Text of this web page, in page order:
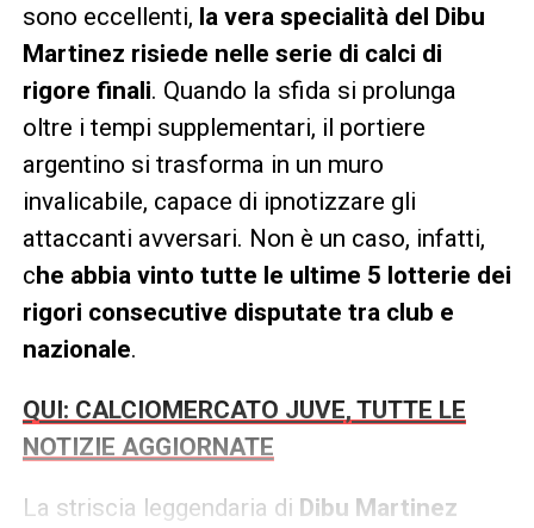
sono eccellenti, la vera specialità del Dibu
Martinez risiede nelle serie di calci di
rigore finali. Quando la sfida si prolunga
oltre i tempi supplementari, il portiere
argentino si trasforma in un muro
invalicabile, capace di ipnotizzare gli
attaccanti avversari. Non è un caso, infatti,
che abbia vinto tutte le ultime 5 lotterie dei
rigori consecutive disputate tra club e
nazionale.
QUI: CALCIOMERCATO JUVE, TUTTE LE
NOTIZIE AGGIORNATE
La striscia leggendaria di Dibu Martinez